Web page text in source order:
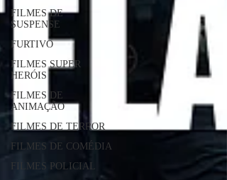
FILMES DE
SUSPENSE
FURTIVO
FILMES SUPER
HERÓIS
FILMES DE
ANIMAÇÃO
FILMES DE TERROR
FILMES DE COMÉDIA
FILMES POLICIAL